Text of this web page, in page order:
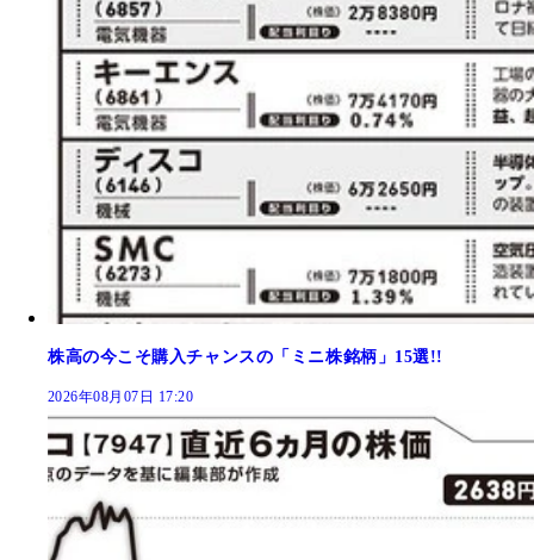
株高の今こそ購入チャンスの「ミニ株銘柄」15選!!
2026年08月07日 17:20